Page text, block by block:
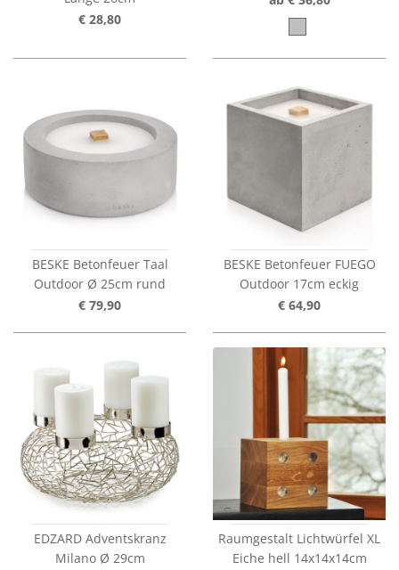
€ 28,80
BESKE Betonfeuer Taal
Outdoor Ø 25cm rund
€ 79,90
BESKE Betonfeuer FUEGO
Outdoor 17cm eckig
€ 64,90
EDZARD Adventskranz
Milano Ø 29cm
Raumgestalt Lichtwürfel XL
Eiche hell 14x14x14cm